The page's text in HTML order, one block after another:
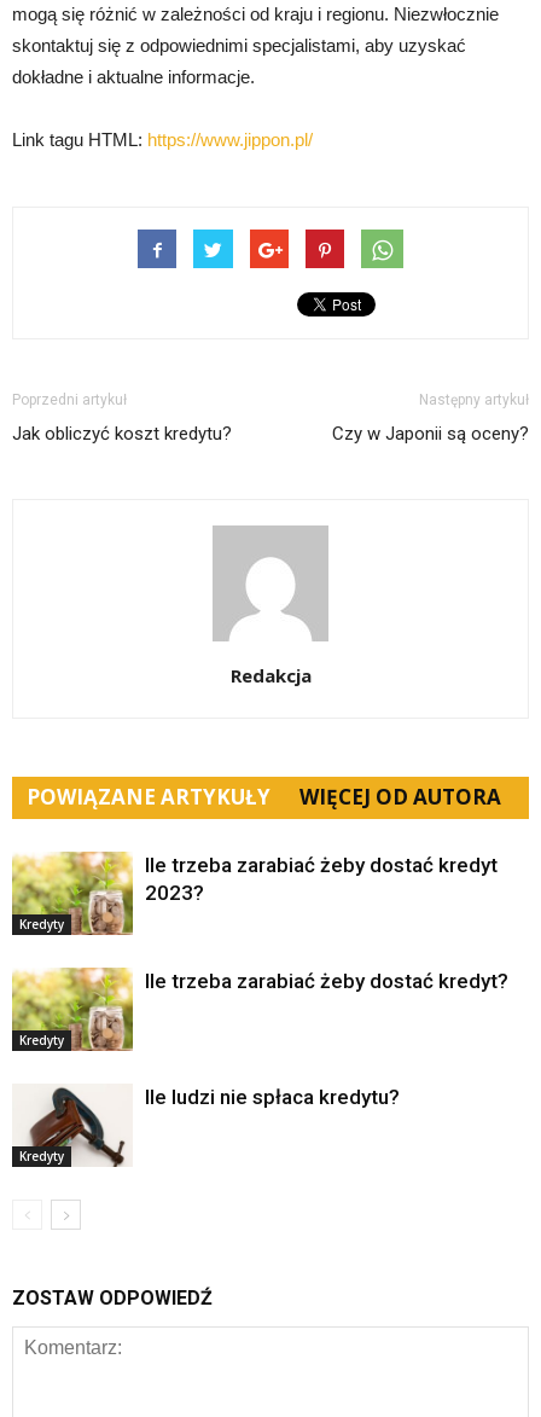
mogą się różnić w zależności od kraju i regionu. Niezwłocznie
skontaktuj się z odpowiednimi specjalistami, aby uzyskać
dokładne i aktualne informacje.
Link tagu HTML: https://www.jippon.pl/
Poprzedni artykuł
Jak obliczyć koszt kredytu?
Następny artykuł
Czy w Japonii są oceny?
Redakcja
POWIĄZANE ARTYKUŁY WIĘCEJ OD AUTORA
Kredyty
Ile trzeba zarabiać żeby dostać kredyt
2023?
Kredyty
Ile trzeba zarabiać żeby dostać kredyt?
Kredyty
Ile ludzi nie spłaca kredytu?
ZOSTAW ODPOWIEDŹ